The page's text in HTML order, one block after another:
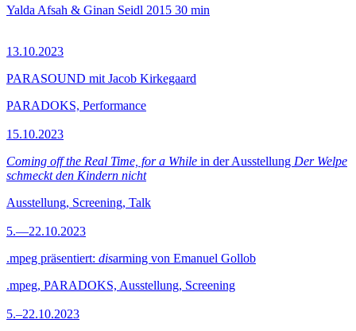
Yalda Afsah & Ginan Seidl 2015 30 min
13.10.2023
PARASOUND mit Jacob Kirkegaard
PARADOKS, Performance
15.10.2023
Coming off the Real Time, for a While in der Ausstellung Der Welpe
schmeckt den Kindern nicht
Ausstellung, Screening, Talk
5.—22.10.2023
.mpeg präsentiert: disarming von Emanuel Gollob
.mpeg, PARADOKS, Ausstellung, Screening
5.–22.10.2023